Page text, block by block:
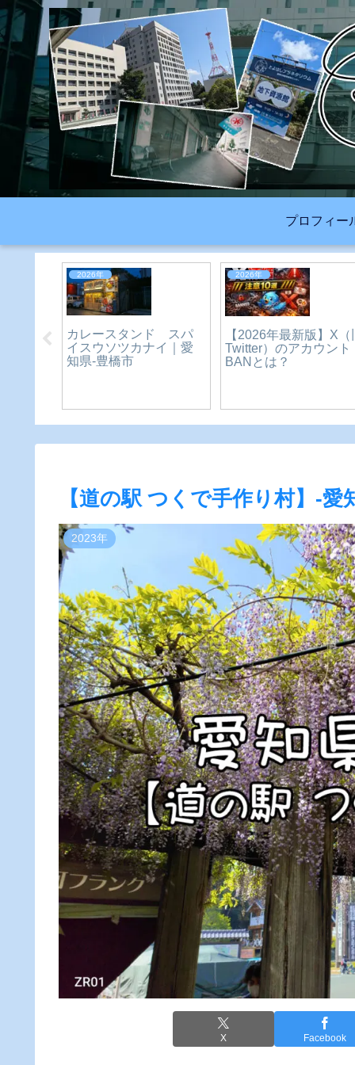
プロフィー
2026年
ファンシー一族（ピレ
ーネ・パリジャンな
ど）
2023年
愛知県にある名前は違
うのに形が同じスイー
ツについて調べた❗ピ
【道の駅 つくで手作り村】-
2023年
X Facebook